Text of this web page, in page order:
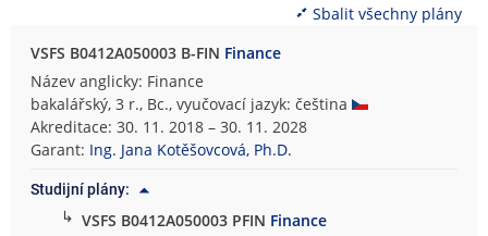
Sbalit všechny plány
VSFS B0412A050003 B-FIN Finance
Název anglicky: Finance
bakalářský, 3 r., Bc., vyučovací jazyk: čeština
Akreditace: 30. 11. 2018 – 30. 11. 2028
Garant: Ing. Jana Kotěšovcová, Ph.D.
Studijní plány:
↳ VSFS B0412A050003 PFIN Finance